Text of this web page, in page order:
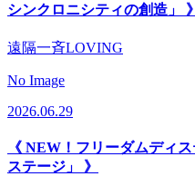
シンクロニシティの創造」 》
遠隔一斉LOVING
No Image
2026.06.29
《 NEW！フリーダムディ
ステージ」 》